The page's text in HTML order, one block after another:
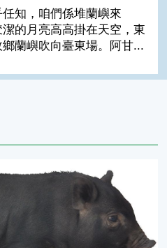
任知，咱們係堆蘭嶼來
的月亮高高掛在天空，東
蘭嶼吹向臺東場。阿甘...